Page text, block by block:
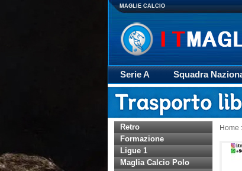
MAGLIE CALCIO
Serie A Squadra
Giacca
Rugby
Retro
Formazione
Ligue 1
Maglia Calcio Polo
Home